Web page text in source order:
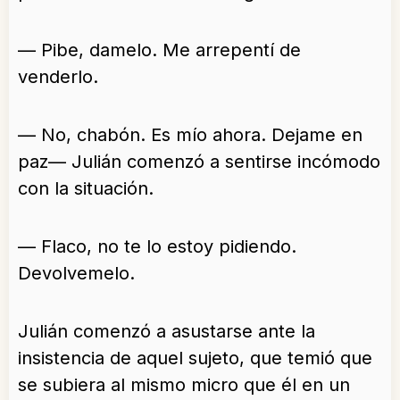
— Pibe, damelo. Me arrepentí de
venderlo.
— No, chabón. Es mío ahora. Dejame en
paz— Julián comenzó a sentirse incómodo
con la situación.
— Flaco, no te lo estoy pidiendo.
Devolvemelo.
Julián comenzó a asustarse ante la
insistencia de aquel sujeto, que temió que
se subiera al mismo micro que él en un